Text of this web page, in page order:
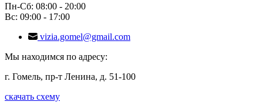
Пн-Сб: 08:00 - 20:00
Вс: 09:00 - 17:00
vizia.gomel@gmail.com
Мы находимся по адресу:
г. Гомель, пр-т Ленина, д. 51-100
скачать схему